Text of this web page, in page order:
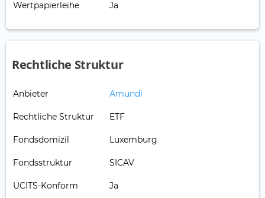
Wertpapierleihe Ja
Rechtliche Struktur
Anbieter Amundi
Rechtliche Struktur ETF
Fondsdomizil Luxemburg
Fondsstruktur SICAV
UCITS-Konform Ja